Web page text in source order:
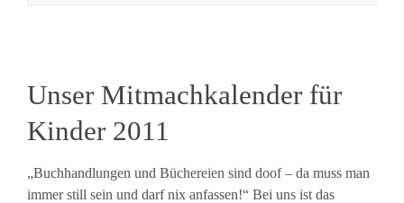
Unser Mitmachkalender für
Kinder 2011
„Buchhandlungen und Büchereien sind doof – da muss man
immer still sein und darf nix anfassen!“ Bei uns ist das